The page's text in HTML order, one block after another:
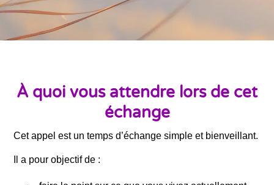
À quoi vous attendre lors de cet
échange
Cet appel est un temps d’échange simple et bienveillant.
Il a pour objectif de :